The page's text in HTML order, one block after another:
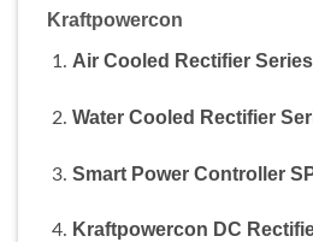
Kraftpowercon
Air Cooled Rectifier Series
Water Cooled Rectifier
Smart Power Controller
Kraftpowercon DC